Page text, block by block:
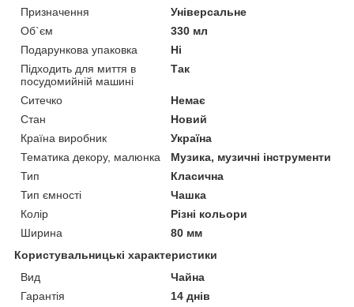
Призначення
Універсальне
Об`єм
330 мл
Подарункова упаковка
Ні
Підходить для миття в
посудомийній машині
Так
Ситечко
Немає
Стан
Новий
Країна виробник
Україна
Тематика декору, малюнка
Музика, музичні інструменти
Тип
Класична
Тип ємності
Чашка
Колір
Різні кольори
Ширина
80 мм
Користувальницькі характеристики
Вид
Чайна
Гарантія
14 днів